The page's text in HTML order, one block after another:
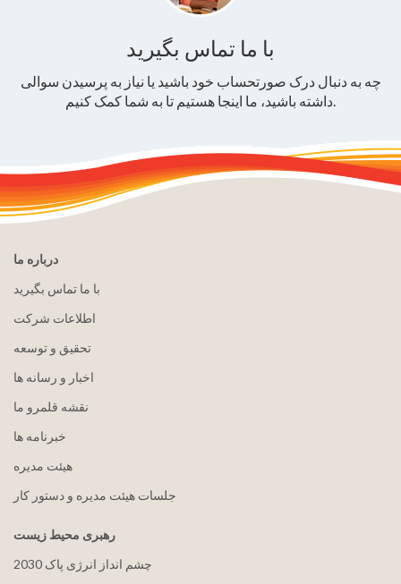
با ما تماس بگیرید
چه به دنبال درک صورتحساب خود باشید یا نیاز به پرسیدن سوالی
داشته باشید، ما اینجا هستیم تا به شما کمک کنیم.
درباره ما
با ما تماس بگیرید
اطلاعات شرکت
تحقیق و توسعه
اخبار و رسانه ها
نقشه قلمرو ما
خبرنامه ها
هيئت مدیره
جلسات هیئت مدیره و دستور کار
رهبری محیط زیست
2030 چشم انداز انرژی پاک